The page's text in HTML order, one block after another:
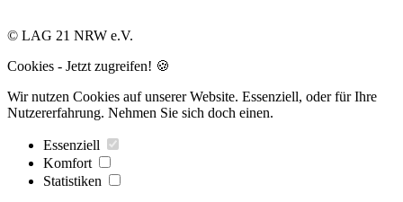
© LAG 21 NRW e.V.
Cookies - Jetzt zugreifen! 🍪
Wir nutzen Cookies auf unserer Website. Essenziell, oder für Ihre
Nutzererfahrung. Nehmen Sie sich doch einen.
Essenziell
Komfort
Statistiken